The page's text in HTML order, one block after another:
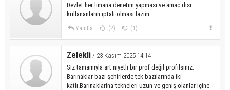
Devlet her lımana denetim yapması ve amac dısı
kullananların iptali olması lazım
Yanıtla (2) (1)
Zelekli / 23 Kasım 2025 14:14
Siz tamamıyla art niyetli bir prof değil profilsiniz.
Barınaklar bazi şehirlerde tek bazılarında iki
katlı.Barinaklarina tekneleri uzun ve geniş olanlar içine